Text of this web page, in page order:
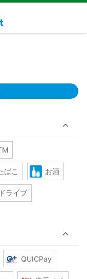
ばこ お酒
ライブ
QUICPay